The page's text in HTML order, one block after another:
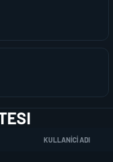
KULLANICI ADI